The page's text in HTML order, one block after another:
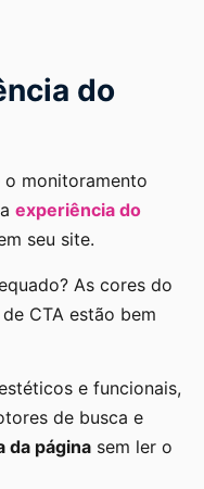
do
monitoramento
experiência do
seu site.
As cores do
CTA estão bem
e funcionais,
de busca e
da página sem ler o